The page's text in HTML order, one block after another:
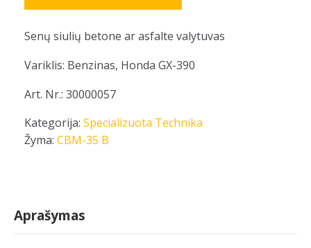
Senų siulių betone ar asfalte valytuvas
Variklis: Benzinas, Honda GX-390
Art. Nr.: 30000057
Kategorija: Specializuota Technika
Žyma: CBM-35 B
Aprašymas